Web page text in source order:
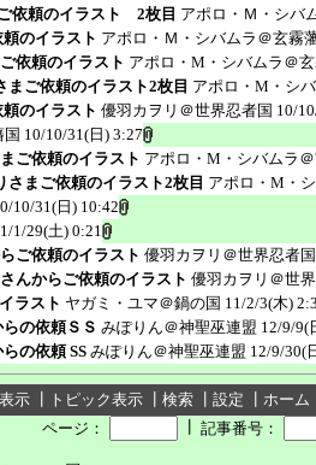
依頼のイラスト 2枚目 アポロ・Ｍ・シバ
のイラスト アポロ・Ｍ・シバムラ＠玄霧
依頼のイラスト アポロ・M・シバムラ＠
ご依頼のイラスト2枚目 アポロ・M・シ
のイラスト 優羽カヲリ＠世界忍者国 10/
10/10/31(日) 3:27
ご依頼のイラスト アポロ・M・シバムラ
まご依頼のイラスト2枚目 アポロ・M・
10/31(日) 10:42
1/29(土) 0:21
ご依頼のイラスト 優羽カヲリ＠世界忍者国
んからご依頼のイラスト 優羽カヲリ＠世
ラスト ヤガミ・ユマ＠鍋の国 11/2/3(木)
の依頼ＳＳ みぽりん＠神聖巫連盟 12/9/9(
の依頼 SS みぽりん＠神聖巫連盟 12/9/30(
示 トピック表示 検索 設定 ホーム
ページ：
記事番号：